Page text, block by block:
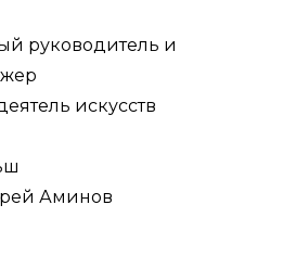
руководитель и
искусств
Аминов